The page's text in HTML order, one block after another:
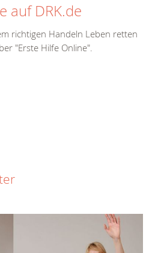
auf DRK.de
richtigen Handeln Leben retten
"Erste Hilfe Online".